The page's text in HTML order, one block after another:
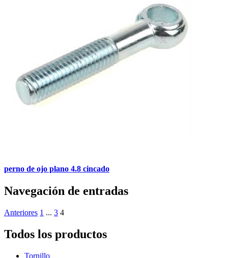
perno de ojo plano 4.8 cincado
Navegación de entradas
Anteriores 1 ... 3 4
Todos los productos
Tornillo